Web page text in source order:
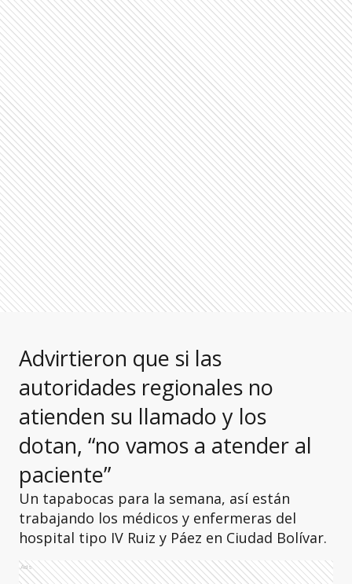
Advirtieron que si las
autoridades regionales no
atienden su llamado y los
dotan, “no vamos a atender al
paciente”
Un tapabocas para la semana, así están
trabajando los médicos y enfermeras del
hospital tipo IV Ruiz y Páez en Ciudad Bolívar.
Ads